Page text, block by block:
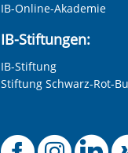
IB-Online-Akademie
IB-Stiftungen:
IB-Stiftung
Stiftung Schwarz-Rot-